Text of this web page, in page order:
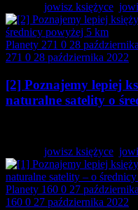
jowisz księżyce
Planety 271 0 28
271 0 28 października 2022
[2] Poznajemy lepiej
naturalne satelity o
jowisz księżyce
Planety 160 0 27
160 0 27 października 2022